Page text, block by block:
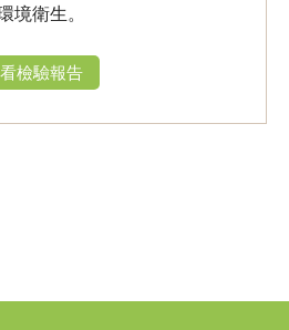
境衛生。
看檢驗報告